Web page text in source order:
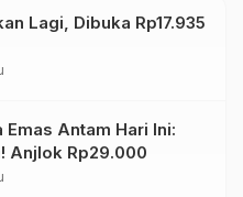
Lagi, Dibuka Rp17.935
Emas Antam Hari Ini:
Anjlok Rp29.000